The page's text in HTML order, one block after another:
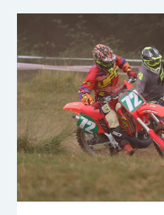
DE
MX
CLÁSICO.